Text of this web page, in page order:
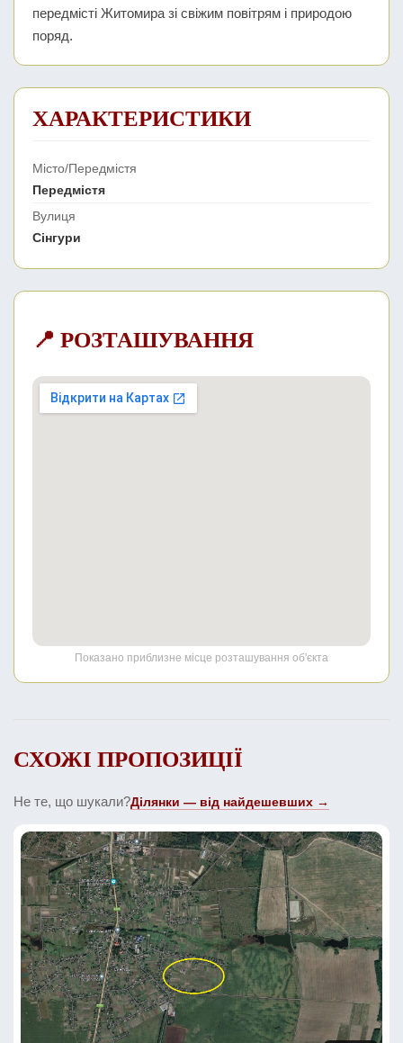
передмісті Житомира зі свіжим повітрям і природою
поряд.
ХАРАКТЕРИСТИКИ
Місто/Передмістя
Передмістя
Вулиця
Сінгури
📍 РОЗТАШУВАННЯ
Показано приблизне місце розташування об'єкта
СХОЖІ ПРОПОЗИЦІЇ
Не те, що шукали?Ділянки — від найдешевших →